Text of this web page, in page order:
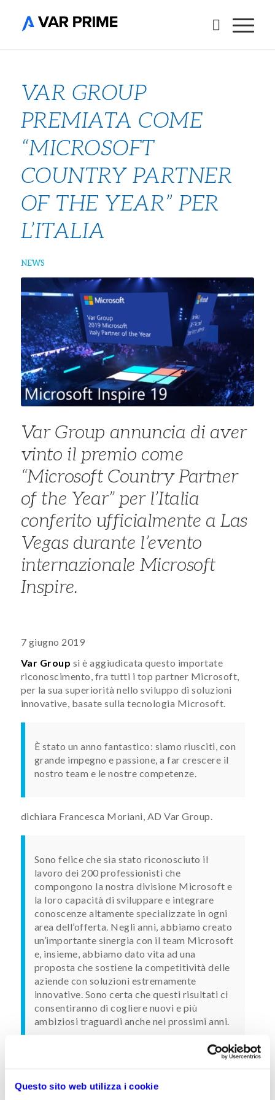
Questo sito web utilizza i cookie
VAR GROUP
PREMIATA COME
“MICROSOFT
COUNTRY PARTNER
OF THE YEAR” PER
L’ITALIA
NEWS
Var Group annuncia di aver
vinto il premio come
“Microsoft Country Partner
of the Year” per l’Italia
conferito ufficialmente a Las
Vegas durante l’evento
internazionale Microsoft
Inspire.
7 giugno 2019
Var Group si è aggiudicata questo importate
riconoscimento, fra tutti i top partner Microsoft,
per la sua superiorità nello sviluppo di soluzioni
innovative, basate sulla tecnologia Microsoft.
È stato un anno fantastico: siamo riusciti, con
grande impegno e passione, a far crescere il
nostro team e le nostre competenze.
dichiara Francesca Moriani, AD Var Group.
Sono felice che sia stato riconosciuto il
lavoro dei 200 professionisti che
compongono la nostra divisione Microsoft e
la loro capacità di sviluppare e integrare
conoscenze altamente specializzate in ogni
area dell’offerta. Negli anni, abbiamo creato
un’importante sinergia con il team Microsoft
e, insieme, abbiamo dato vita ad una
proposta che sostiene la competitività delle
aziende con soluzioni estremamente
innovative. Sono certa che questi risultati ci
consentiranno di cogliere nuovi e più
ambiziosi traguardi anche nei prossimi anni.
Group è stata premiata per la sua capacità di fornire